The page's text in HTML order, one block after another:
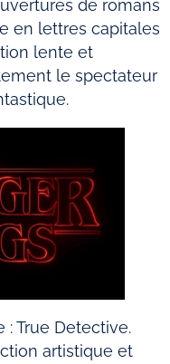
de romans
en lettres capitales
lente et
le spectateur
True Detective.
artistique et